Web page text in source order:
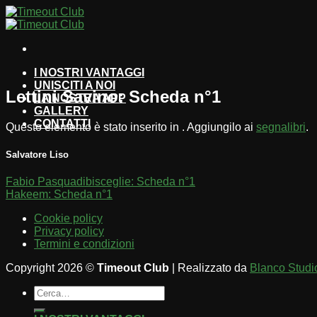
Salta
ai
I NOSTRI VANTAGGI
UNISCITI A NOI
LA NOSTRA APP
GALLERY
CONTATTI
Lettini Savino: Scheda n°1
Questo elemento è stato inserito in . Aggiungilo ai segnalibri.
Salvatore Liso
Fabio Pasquadibisceglie: Scheda n°1
Hakeem: Scheda n°1
Cookie policy
Privacy policy
Termini e condizioni
Copyright 2026 © Timeout Club | Realizzato da Blanco